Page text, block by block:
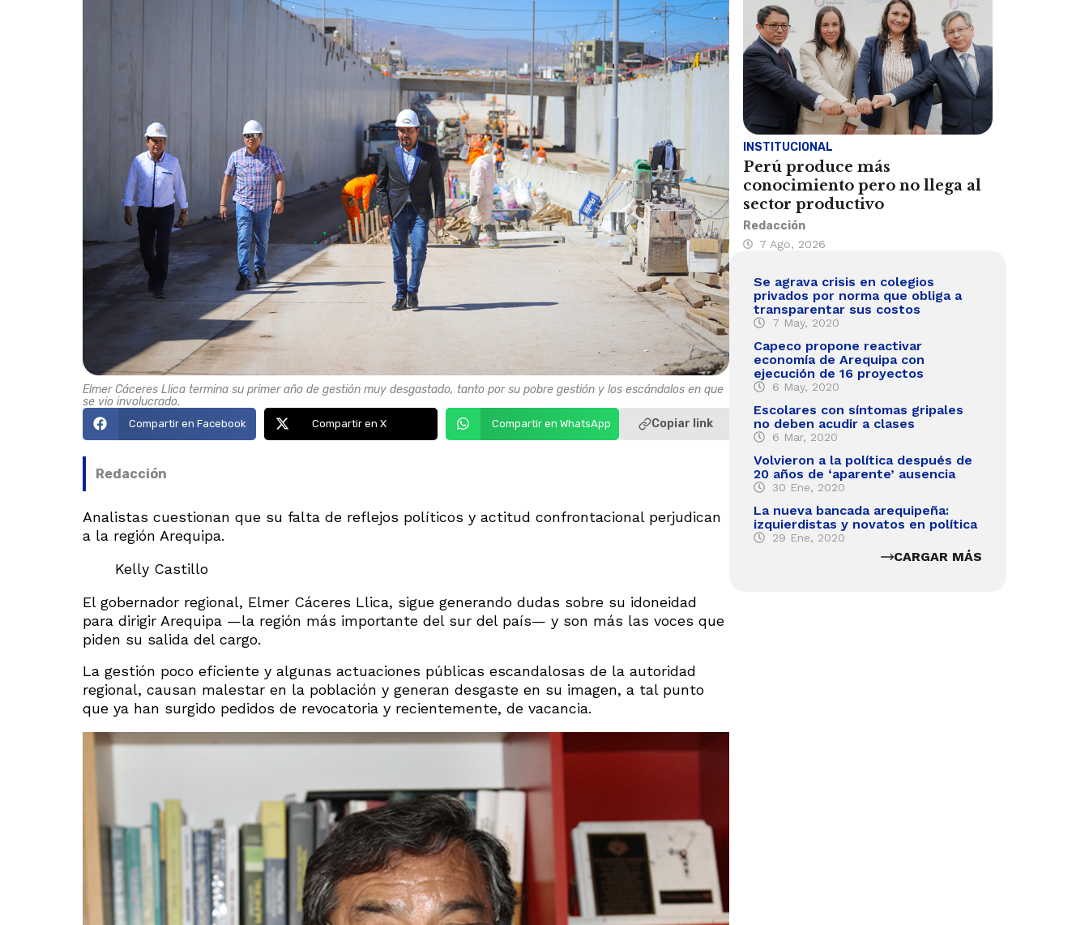
Elmer Cáceres Llica termina su primer año de gestión muy desgastado, tanto por su pobre gestión y los escándalos en que
se vio involucrado.
Compartir en Facebook Compartir en X Compartir en WhatsApp Copiar link
Redacción
Analistas cuestionan que su falta de reflejos políticos y actitud confrontacional perjudican
a la región Arequipa.
Kelly Castillo
El gobernador regional, Elmer Cáceres Llica, sigue generando dudas sobre su idoneidad
para dirigir Arequipa —la región más importante del sur del país— y son más las voces que
piden su salida del cargo.
La gestión poco eficiente y algunas actuaciones públicas escandalosas de la autoridad
regional, causan malestar en la población y generan desgaste en su imagen, a tal punto
que ya han surgido pedidos de revocatoria y recientemente, de vacancia.
INSTITUCIONAL
Perú produce más
conocimiento pero no llega al
sector productivo
Redacción
7 Ago, 2026
Se agrava crisis en colegios
privados por norma que obliga a
transparentar sus costos
7 May, 2020
Capeco propone reactivar
economía de Arequipa con
ejecución de 16 proyectos
6 May, 2020
Escolares con síntomas gripales
no deben acudir a clases
6 Mar, 2020
Volvieron a la política después de
20 años de ‘aparente’ ausencia
30 Ene, 2020
La nueva bancada arequipeña:
izquierdistas y novatos en política
29 Ene, 2020
CARGAR MÁS